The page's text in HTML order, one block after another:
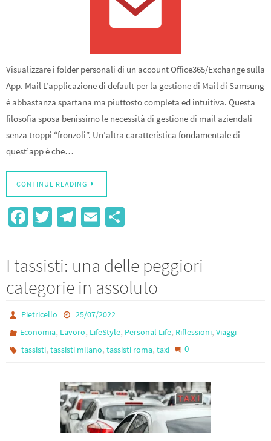
Visualizzare i folder personali di un account Office365/Exchange sulla
App. Mail L’applicazione di default per la gestione di Mail di Samsung
è abbastanza spartana ma piuttosto completa ed intuitiva. Questa
filosofia sposa benissimo le necessità di gestione di mail aziendali
senza troppi “fronzoli”. Un’altra caratteristica fondamentale di
quest’app è che…
CONTINUE READING
Fa
o
o
k
T
tt
er
Te
a
m
E
ail
ar
e
I tassisti: una delle peggiori
categorie in assoluto
Pietricello
25/07/2022
Economia, Lavoro, LifeStyle, Personal Life, Riflessioni,Viaggi
tassisti,tassisti milano,tassisti roma,taxi 0